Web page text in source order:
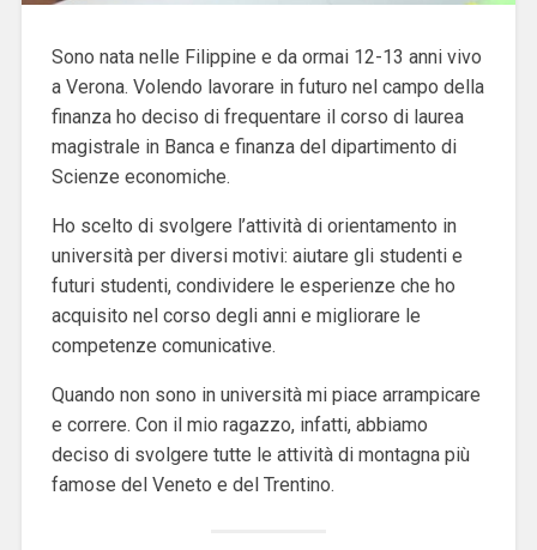
Sono nata nelle Filippine e da ormai 12-13 anni vivo
a Verona. Volendo lavorare in futuro nel campo della
finanza ho deciso di frequentare il corso di laurea
magistrale in Banca e finanza del dipartimento di
Scienze economiche.
Ho scelto di svolgere l’attività di orientamento in
università per diversi motivi: aiutare gli studenti e
futuri studenti, condividere le esperienze che ho
acquisito nel corso degli anni e migliorare le
competenze comunicative.
Quando non sono in università mi piace arrampicare
e correre. Con il mio ragazzo, infatti, abbiamo
deciso di svolgere tutte le attività di montagna più
famose del Veneto e del Trentino.